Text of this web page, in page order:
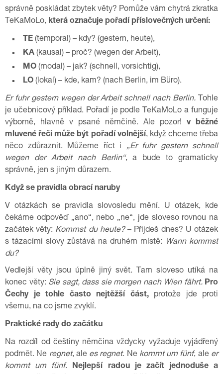
správně poskládat zbytek věty? Pomůže vám chytrá zkratka
TeKaMoLo, která označuje pořadí příslovečných určení:
TE (temporal) – kdy? (gestern, heute),
KA (kausal) – proč? (wegen der Arbeit),
MO (modal) – jak? (schnell, vorsichtig),
LO (lokal) – kde, kam? (nach Berlin, im Büro).
Er fuhr gestern wegen der Arbeit schnell nach Berlin. Tohle
je učebnicový příklad. Pořadí je podle TeKaMoLo a funguje
výborně, hlavně v psané němčině. Ale pozor! v běžné
mluvené řeči může být pořadí volnější, když chceme třeba
něco zdůraznit. Můžeme říct i „Er fuhr gestern schnell
wegen der Arbeit nach Berlin“, a bude to gramaticky
správně, jen s jiným důrazem.
Když se pravidla obrací naruby
V otázkách se pravidla slovosledu mění. U otázek, kde
čekáme odpověď „ano“, nebo „ne“, jde sloveso rovnou na
začátek věty: Kommst du heute?– Přijdeš dnes? U otázek
s tázacími slovy zůstává na druhém místě:
Wann kommst
du?
Vedlejší věty jsou úplně jiný svět. Tam sloveso utíká na
konec věty: Sie sagt, dass sie morgen nach Wien fährt. Pro
Čechy je tohle často nejtěžší část,protože jde proti
všemu, na co jsme zvyklí.
Praktické rady do začátku
Na rozdíl od češtiny němčina vždycky vyžaduje vyjádřený
podmět. Ne regnet, ale es regnet. Ne kommt um fünf, ale er
kommt um fünf. Nejlepší radou je začít jednoduše a